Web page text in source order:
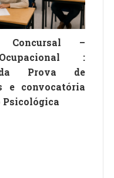
Concursal –
:
da Prova de
e convocatória